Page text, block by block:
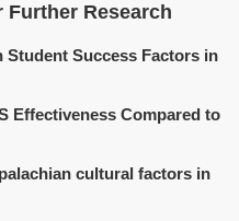
Further Research
Student Success Factors in
Effectiveness Compared to
cultural factors in